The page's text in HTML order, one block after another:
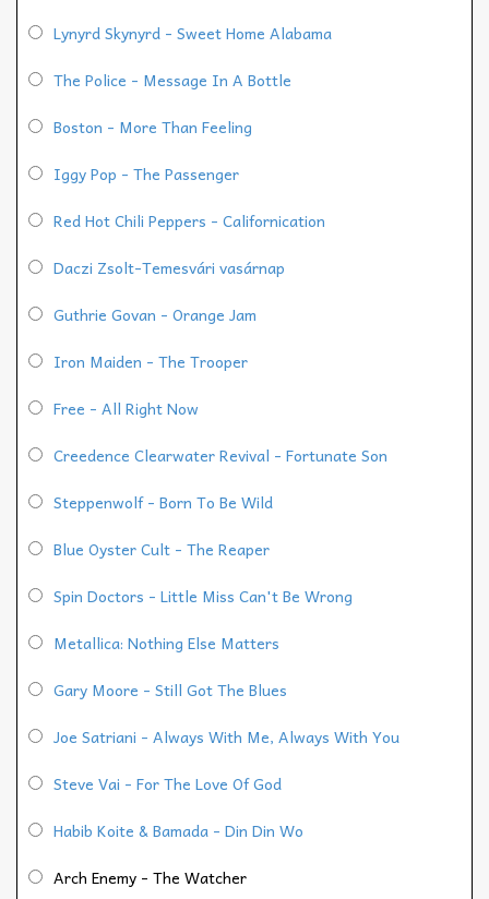
Lynyrd Skynyrd - Sweet Home Alabama
The Police - Message In A Bottle
Boston - More Than Feeling
Iggy Pop - The Passenger
Red Hot Chili Peppers - Californication
Daczi Zsolt-Temesvári vasárnap
Guthrie Govan - Orange Jam
Iron Maiden - The Trooper
Free - All Right Now
Creedence Clearwater Revival - Fortunate Son
Steppenwolf - Born To Be Wild
Blue Oyster Cult - The Reaper
Spin Doctors - Little Miss Can't Be Wrong
Metallica: Nothing Else Matters
Gary Moore - Still Got The Blues
Joe Satriani - Always With Me, Always With You
Steve Vai - For The Love Of God
Habib Koite & Bamada - Din Din Wo
Arch Enemy - The Watcher